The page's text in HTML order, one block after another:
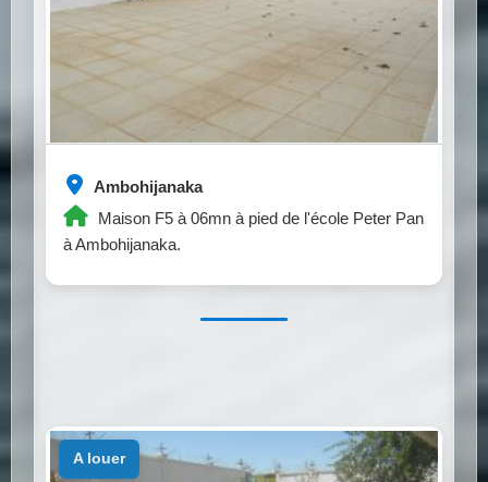
Ambohijanaka
Maison F5 à 06mn à pied de l'école Peter Pan
à Ambohijanaka.
a louer